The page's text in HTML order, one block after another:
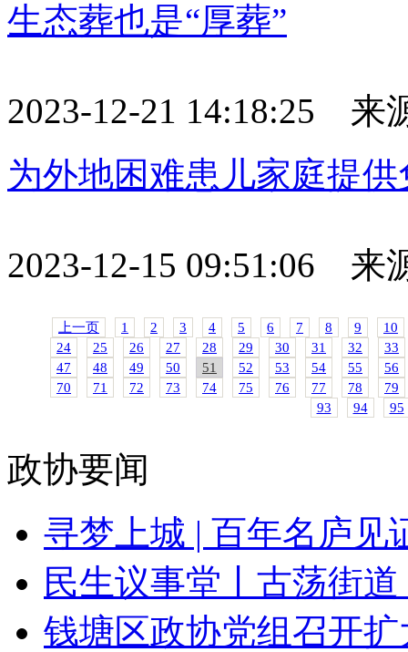
生态葬也是“厚葬”
2023-12-21 14:18:25 来
为外地困难患儿家庭提
2023-12-15 09:51:06 来
上一页 1 2 3 4 5 6 7 8 9
10
24
25 26 27 28 29 30 31 32
33
47
48 49 50 51 52 53 54 55
56
70
71 72 73 74 75 76 77 78
79
93
94 95
政协要闻
寻梦上城 | 百年名庐见
民生议事堂丨古荡街
钱塘区政协党组召开